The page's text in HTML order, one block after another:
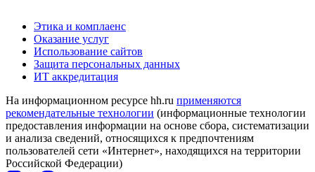
Этика и комплаенс
Оказание услуг
Использование сайтов
Защита персональных данных
ИТ аккредитация
На информационном ресурсе hh.ru применяются
рекомендательные технологии (информационные технологии
предоставления информации на основе сбора, систематизации
и анализа сведений, относящихся к предпочтениям
пользователей сети «Интернет», находящихся на территории
Российской Федерации)